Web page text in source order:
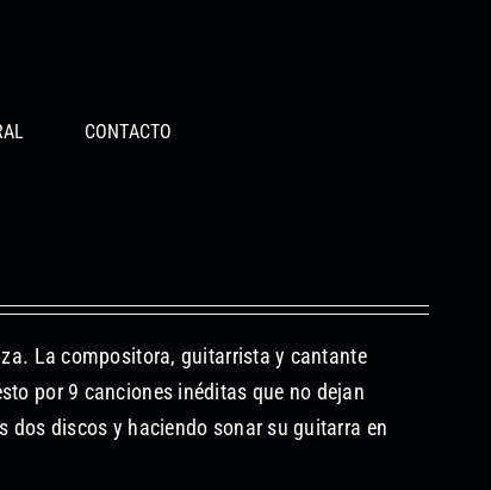
CONTACTO
La compositora, guitarrista y cantante
por 9 canciones inéditas que no dejan
dos discos y haciendo sonar su guitarra en